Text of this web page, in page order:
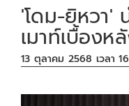
'โดม-ยิหวา'
เมาท์เบื้องห
13 ตุลาคม 2568 เวลา